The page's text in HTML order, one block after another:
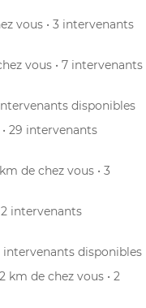
vous • 3 intervenants
vous • 7 intervenants
disponibles
29 intervenants
km de chez vous • 3
2 intervenants
intervenants disponibles
km de chez vous • 2